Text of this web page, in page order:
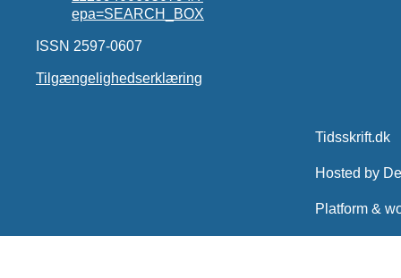
epa=SEARCH_BOX
ISSN 2597-0607
Tilgængelighedserklæring